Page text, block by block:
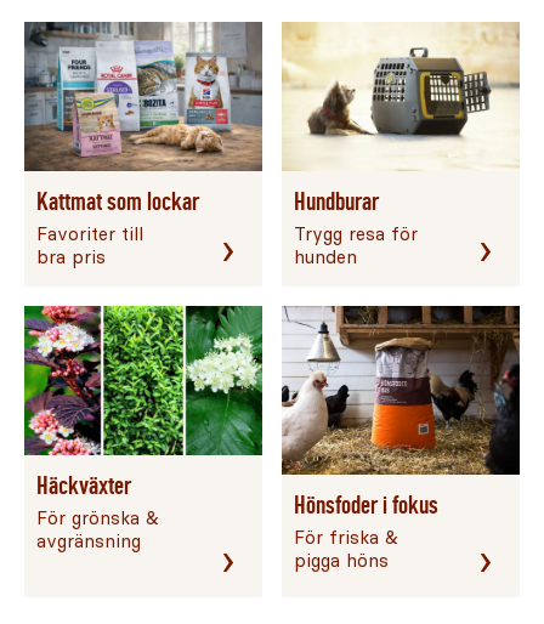
Kattmat som lockar
Favoriter till
bra pris
›
Hundburar
Trygg resa för
hunden
›
Häckväxter
För grönska &
avgränsning
›
Hönsfoder i fokus
För friska &
pigga höns
›